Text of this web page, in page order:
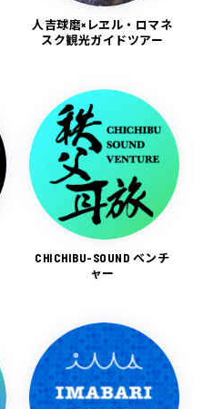
人吉球磨×レヱル・ロマネ
スク観光ガイドツアー
CHICHIBU-SOUND ベンチ
ャー